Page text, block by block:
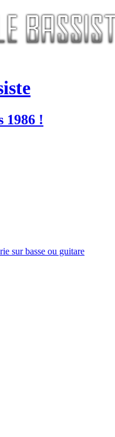
1986 !
sur basse ou guitare